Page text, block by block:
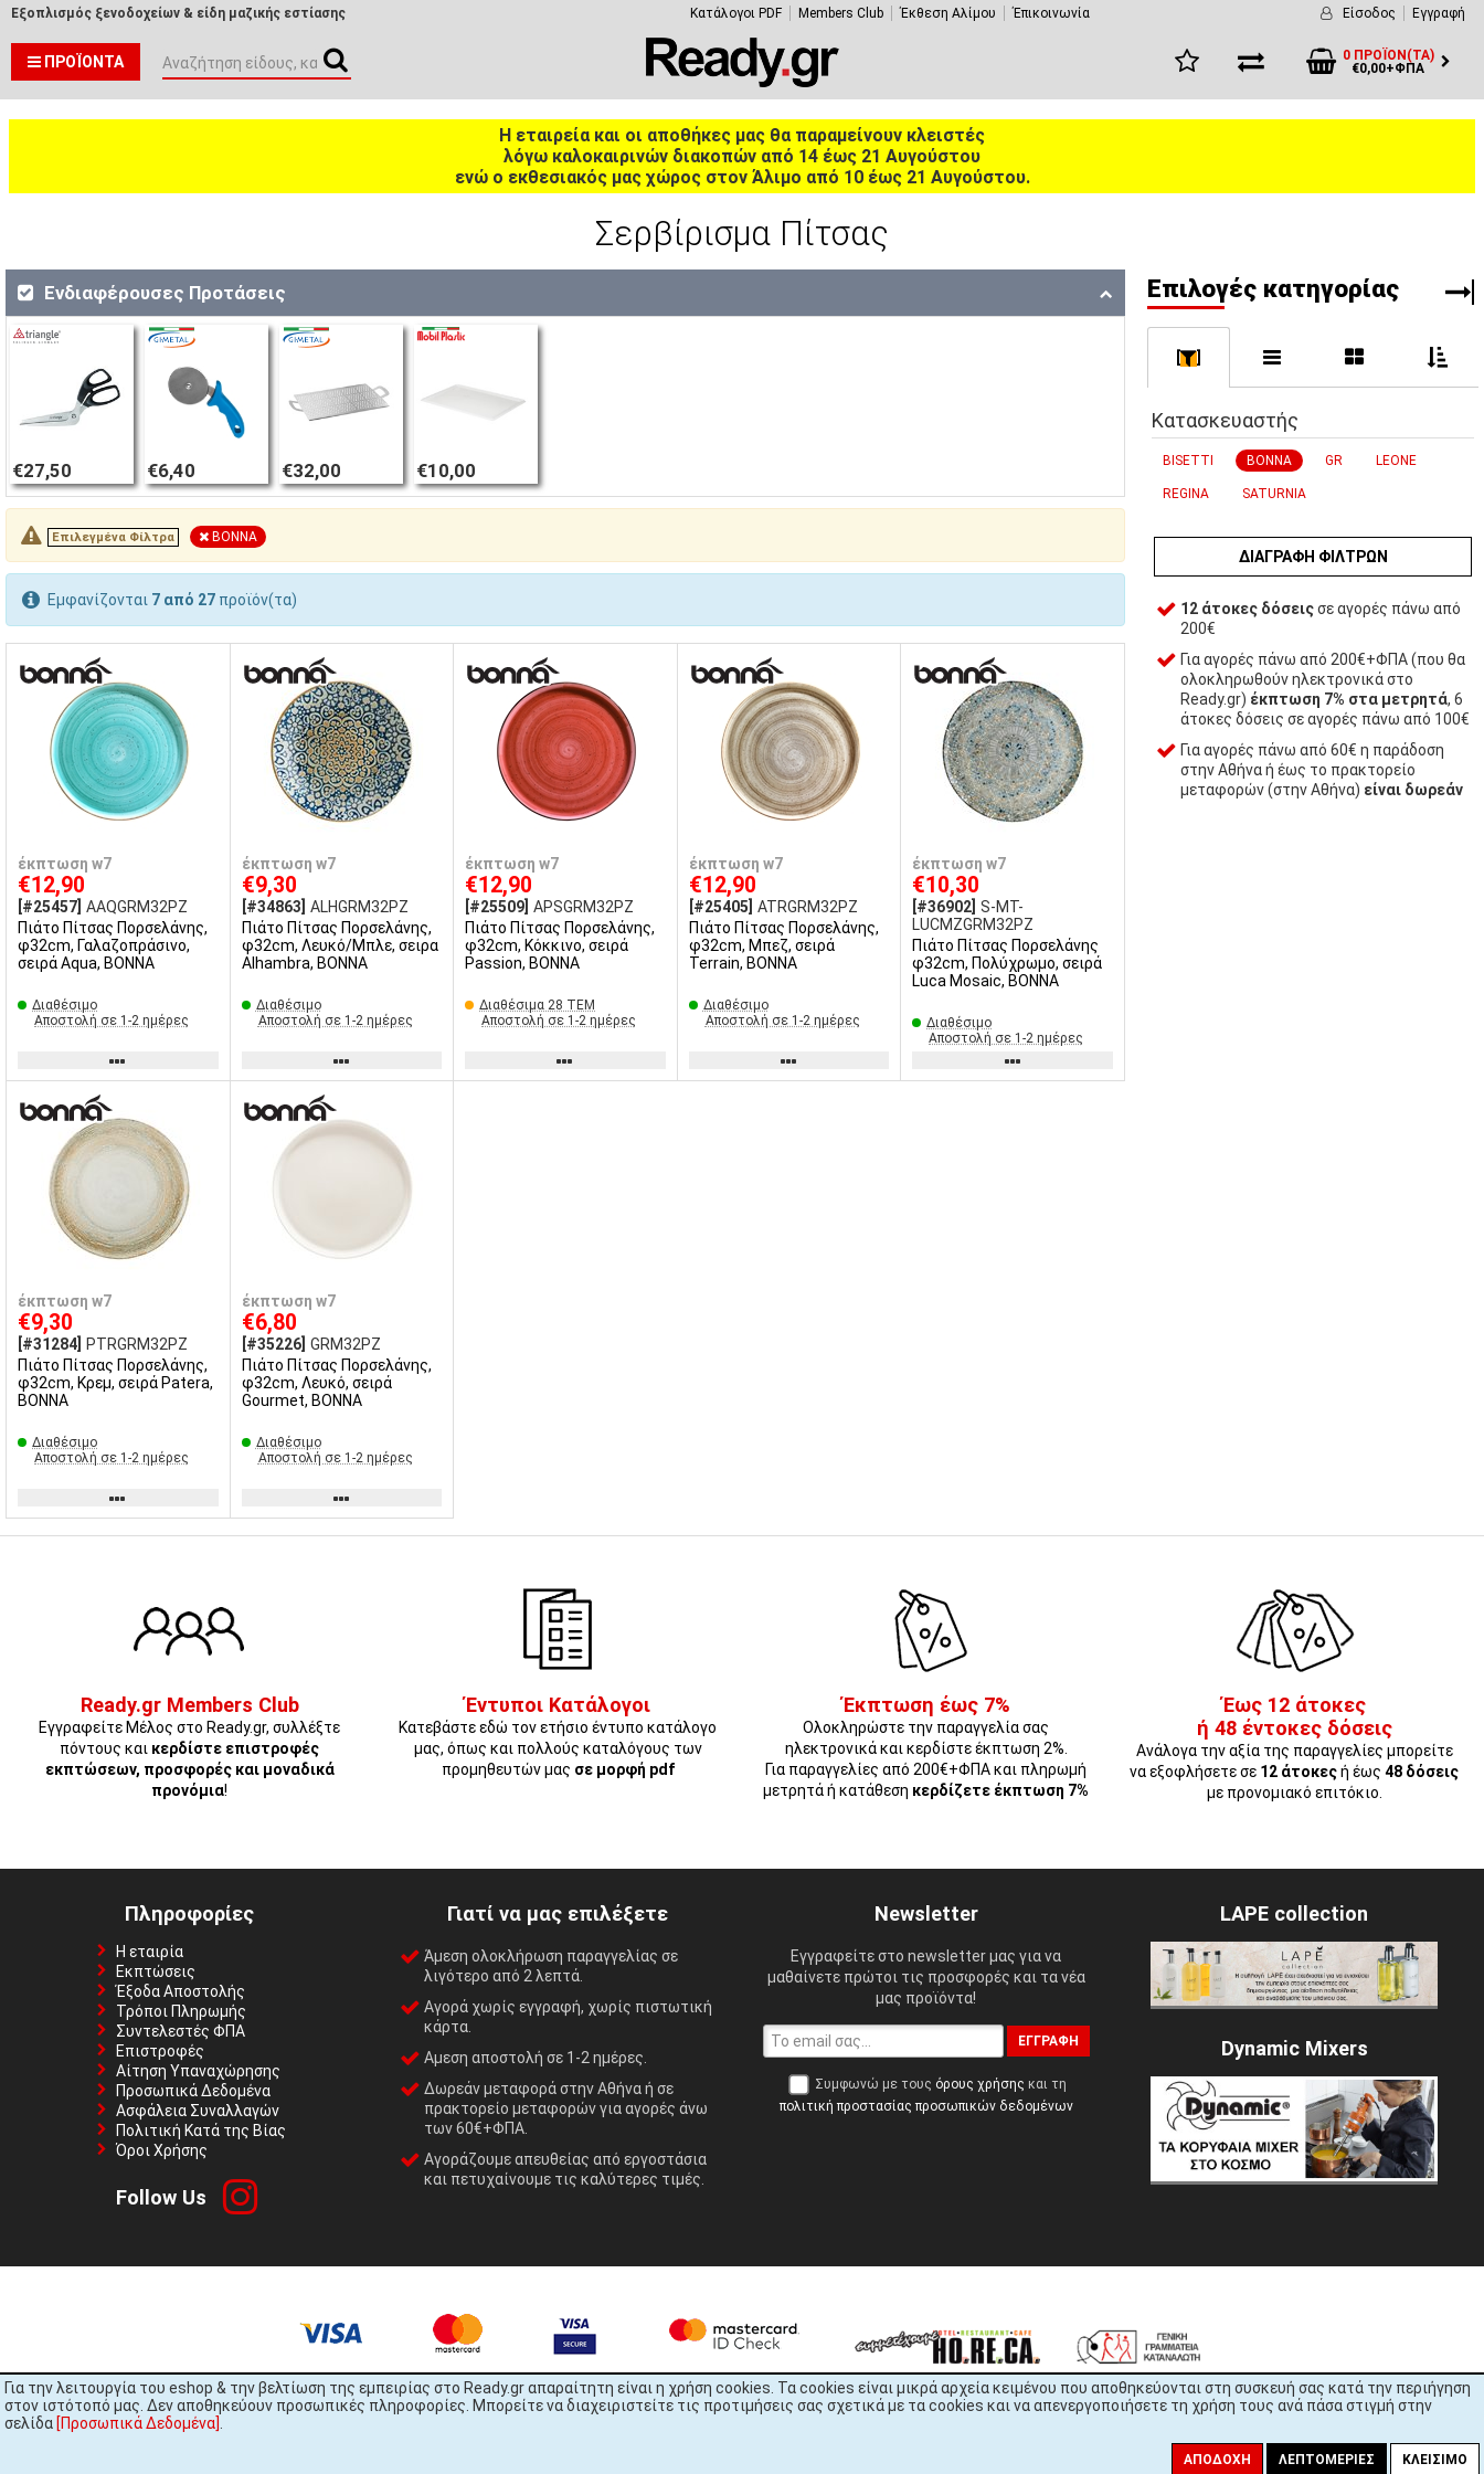
Για την λειτουργία του eshop & την βελτίωση της εμπειρίας στο Ready.gr απαραίτητη είναι η χρήση cookies. Τα cookies είναι μικρά αρχεία κειμένου που αποθηκεύονται στη συσκευή σας κατά την περιήγηση
στον ιστότοπό μας. Δεν αποθηκεύουν προσωπικές πληροφορίες. Μπορείτε να διαχειριστείτε τις προτιμήσεις σας σχετικά με τα cookies και να απενεργοποιήσετε τη χρήση τους ανά πάσα στιγμή στην
σελίδα [Προσωπικά Δεδομένα]
ΑΠΟΔΟΧΉ ΛΕΠΤΟΜΈΡΙΕΣ ΚΛΕΊΣΙΜΟ
Εξοπλισμός ξενοδοχείων & είδη μαζικής εστίασης Κατάλογοι PDF Members Club Έκθεση Αλίμου Έπικοινωνία Είσοδος Εγγραφή
ΠΡΟΪΌΝΤΑ
0 ΠΡΟΪΌΝ(ΤΑ)
€0,00+ΦΠΑ
Η εταιρεία και οι αποθήκες μας θα παραμείνουν κλειστές
λόγω καλοκαιρινών διακοπών από 14 έως 21 Αυγούστου
ενώ ο εκθεσιακός μας χώρος στον Άλιμο από 10 έως 21 Αυγούστου.
Σερβίρισμα Πίτσας
Ενδιαφέρουσες Προτάσεις
€27,50 €6,40 €32,00 €10,00
Επιλεγμένα Φίλτρα BONNA
Εμφανίζονται 7 από 27 προϊόν(τα)
έκπτωση w7
€12,90
[#25457] AAQGRM32PZ
Πιάτο Πίτσας Πορσελάνης,
φ32cm, Γαλαζοπράσινο,
σειρά Aqua, BONNA
Διαθέσιμο
Αποστολή σε 1-2 ημέρες
έκπτωση w7
€9,30
[#34863] ALHGRM32PZ
Πιάτο Πίτσας Πορσελάνης,
φ32cm, Λευκό/Μπλε, σειρα
Alhambra, BONNA
Διαθέσιμο
Αποστολή σε 1-2 ημέρες
έκπτωση w7
€12,90
[#25509] APSGRM32PZ
Πιάτο Πίτσας Πορσελάνης,
φ32cm, Κόκκινο, σειρά
Passion, BONNA
Διαθέσιμα 28 ΤΕΜ
Αποστολή σε 1-2 ημέρες
έκπτωση w7
€12,90
[#25405] ATRGRM32PZ
Πιάτο Πίτσας Πορσελάνης,
φ32cm, Μπεζ, σειρά
Terrain, BONNA
Διαθέσιμο
Αποστολή σε 1-2 ημέρες
έκπτωση w7
€10,30
[#36902] S-MT-
LUCMZGRM32PZ
Πιάτο Πίτσας Πορσελάνης
φ32cm, Πολύχρωμο, σειρά
Luca Mosaic, BONNA
Διαθέσιμο
Αποστολή σε 1-2 ημέρες
έκπτωση w7
€9,30
[#31284]
PTRGRM32PZ
Πιάτο Πίτσας Πορσελάνης,
φ32cm, Κρεμ, σειρά Patera,
BONNA
Διαθέσιμο
Αποστολή σε 1-2 ημέρες
έκπτωση w7
€6,80
[#35226] GRM32PZ
Πιάτο Πίτσας Πορσελάνης,
φ32cm, Λευκό, σειρά
Gourmet, BONNA
Διαθέσιμο
Αποστολή σε 1-2 ημέρες
Eπιλογές κατηγορίας
[
Κατασκευαστής
BISETTI BONNA GR LEONE
REGINA SATURNIA
ΔΙΑΓΡΑΦΉ ΦΊΛΤΡΩΝ
12 άτοκες δόσειςσε αγορές πάνω από
200€
Για αγορές πάνω από 200€+ΦΠΑ (που θα
ολοκληρωθούν ηλεκτρονικά στο
Ready.gr) έκπτωση 7% στα μετρητά, 6
άτοκες δόσεις σε αγορές πάνω από 100€
Για αγορές πάνω από 60€ η παράδοση
στην Αθήνα ή έως το πρακτορείο
μεταφορών (στην Αθήνα) είναι δωρεάν
Ready.gr Members Club
Εγγραφείτε Μέλος στο Ready.gr, συλλέξτε
πόντους και κερδίστε επιστροφές
εκπτώσεων, προσφορές και μοναδικά
προνόμια!
Έντυποι Κατάλογοι
Κατεβάστε εδώ τον ετήσιο έντυπο κατάλογο
μας, όπως και πολλούς καταλόγους των
προμηθευτών μας σε μορφή pdf
Έκπτωση έως 7%
Ολοκληρώστε την παραγγελία σας
ηλεκτρονικά και κερδίστε έκπτωση 2%.
Για παραγγελίες από 200€+ΦΠΑ και πληρωμή
μετρητά ή κατάθεση κερδίζετε έκπτωση 7%
Έως 12 άτοκες
ή 48 έντοκες δόσεις
Ανάλογα την αξία της παραγγελίες μπορείτε
να εξοφλήσετε σε 12 άτοκεςή έως48 δόσεις
με προνομιακό επιτόκιο.
Πληροφορίες
Η εταιρία
Εκπτώσεις
Έξοδα Αποστολής
Τρόποι Πληρωμής
Συντελεστές ΦΠΑ
Επιστροφές
Αίτηση Υπαναχώρησης
Προσωπικά Δεδομένα
Ασφάλεια Συναλλαγών
Πολιτική Κατά της Βίας
Όροι Χρήσης
Follow Us
Γιατί να μας επιλέξετε
Άμεση ολοκλήρωση παραγγελίας σε
λιγότερο από 2 λεπτά.
Αγορά χωρίς εγγραφή, χωρίς πιστωτική
κάρτα.
Αμεση αποστολή σε 1-2 ημέρες.
Δωρεάν μεταφορά στην Αθήνα ή σε
πρακτορείο μεταφορών για αγορές άνω
των 60€+ΦΠΑ.
Αγοράζουμε απευθείας από εργοστάσια
και πετυχαίνουμε τις καλύτερες τιμές.
Newsletter
Εγγραφείτε στο newsletter μας για να
μαθαίνετε πρώτοι τις προσφορές και τα νέα
μας προϊόντα!
ΕΓΓΡΑΦΉ
Συμφωνώ με τους όρους χρήσης και τη
πολιτική προστασίας προσωπικών δεδομένων
LAPE collection
Dynamic Mixers